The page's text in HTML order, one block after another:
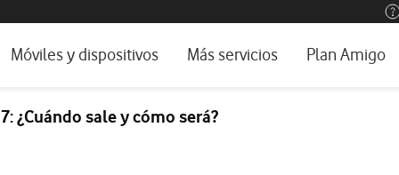
ayuda e idioma
Móviles y dispositivos Más servicios Plan Amigo
¿Cuándo sale y cómo será?